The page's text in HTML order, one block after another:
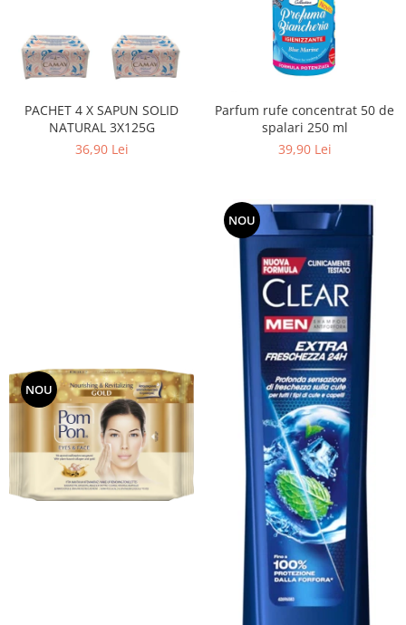
PACHET 4 X SAPUN SOLID
NATURAL 3X125G
36,90 Lei
Parfum rufe concentrat 50 de
spalari 250 ml
39,90 Lei
NOU
NOU